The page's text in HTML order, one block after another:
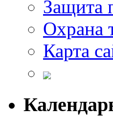
Защита
Охрана
Карта